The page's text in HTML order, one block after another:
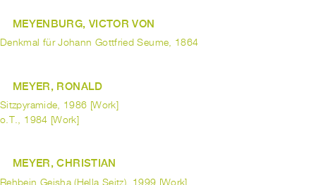
MEYENBURG, VICTOR VON
Denkmal für Johann Gottfried Seume, 1864
MEYER, RONALD
Sitzpyramide, 1986 [Work]
o.T., 1984 [Work]
MEYER, CHRISTIAN
Rehbein Geisha (Hella Seitz), 1999 [Work]